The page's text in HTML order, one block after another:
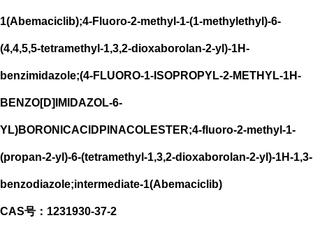
1(Abemaciclib);4-Fluoro-2-methyl-1-(1-methylethyl)-6-
(4,4,5,5-tetramethyl-1,3,2-dioxaborolan-2-yl)-1H-
benzimidazole;(4-FLUORO-1-ISOPROPYL-2-METHYL-1H-
BENZO[D]IMIDAZOL-6-
YL)BORONICACIDPINACOLESTER;4-fluoro-2-methyl-1-
(propan-2-yl)-6-(tetramethyl-1,3,2-dioxaborolan-2-yl)-1H-1,3-
benzodiazole;intermediate-1(Abemaciclib)
CAS号：1231930-37-2